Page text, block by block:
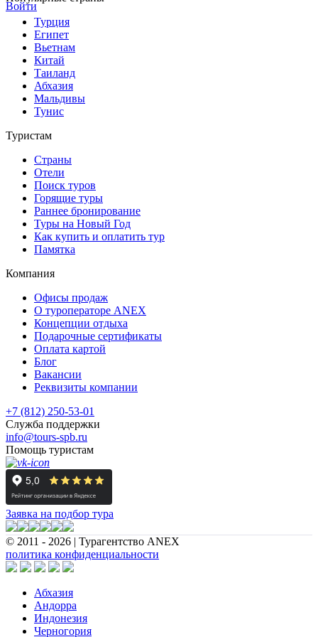
Войти
Турция
Египет
Вьетнам
Китай
Таиланд
Абхазия
Мальдивы
Тунис
Туристам
Страны
Отели
Поиск туров
Горящие туры
Раннее бронирование
Туры на Новый Год
Как купить и оплатить тур
Памятка
Компания
Офисы продаж
О туроператоре ANEX
Концепции отдыха
Подарочные сертификаты
Оплата картой
Блог
Вакансии
Реквизиты компании
+7 (812) 250-53-01
Служба поддержки
info@tours-spb.ru
Помощь туристам
Заявка на подбор тура
© 2011 - 2026 | Турагентство ANEX
политика конфиденциальности
Абхазия
Андорра
Индонезия
Черногория